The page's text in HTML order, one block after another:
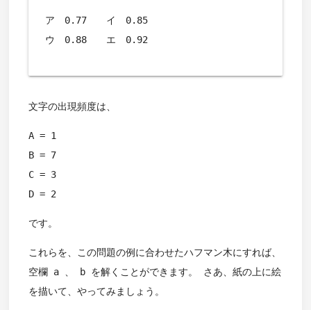
ア 0.77 イ 0.85
ウ 0.88 エ 0.92
文字の出現頻度は、
A = 1
B = 7
C = 3
D = 2
です。
これらを、この問題の例に合わせたハフマン木にすれば、
空欄 a 、 b を解くことができます。 さあ、紙の上に絵
を描いて、やってみましょう。